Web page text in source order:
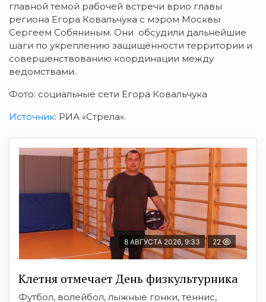
главной темой рабочей встречи врио главы
региона Егора Ковальчука с мэром Москвы
Сергеем Собяниным. Они обсудили дальнейшие
шаги по укреплению защищённости территории и
совершенствованию координации между
ведомствами.
Фото: социальные сети Егора Ковальчука
Источник: РИА «Стрела».
8 АВГУСТА 2026, 9:33 22
Клетня отмечает День физкультурника
Футбол, волейбол, лыжные гонки, теннис,